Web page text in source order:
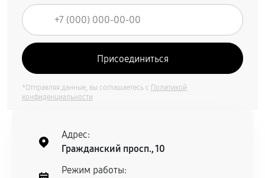
*Отправляя данные, вы соглашаетесь с Политикой
конфиденциальности
Адрес:
Гражданский просп., 10
Режим работы: